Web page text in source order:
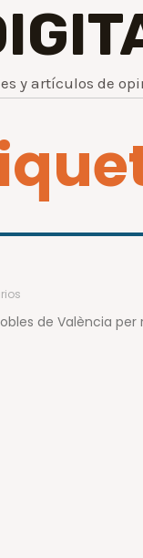
y artículos de
de València per